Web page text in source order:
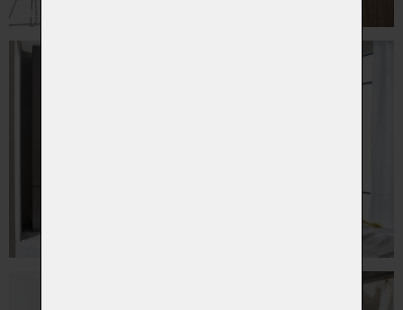
MIRIA PLUS - ŠATNÍ SKŘÍNĚ